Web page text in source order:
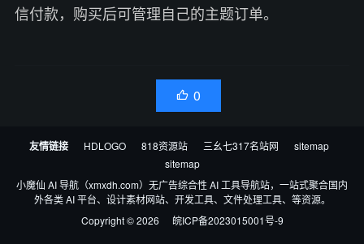
信付款，购买后可管理自己的主题订单。
 0
友情链接 HDLOGO 818资源站 三幺七317名站网
sitemap
sitemap
小魔仙 AI 导航（xmxdh.com）无广告综合性 AI 工具导航站，一站式聚合国内
外各类 AI 平台、设计素材网站、开发工具、文件处理工具、等资源。
Copyright © 2026
皖ICP备2023015001号-9